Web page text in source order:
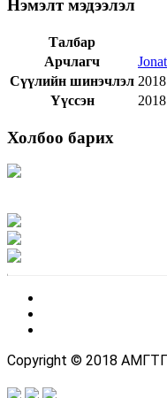
Нэмэлт мэдээлэл
Талбар
Арчлагч
Сүүлийн шинэчлэл
Үүссэн
Холбоо барих
Copyright © 2018 АМГТГ